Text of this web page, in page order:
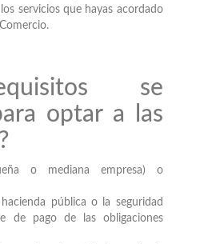
servicios que hayas acordado
se
optar a las
o mediana empresa) o
pública o la seguridad
de pago de las obligaciones